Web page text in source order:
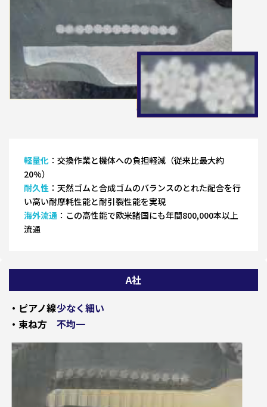
軽量化 ：交換作業と機体への負担軽減（従来比最大約
20%）
耐久性 ：天然ゴムと合成ゴムのバランスのとれた配合を行
い高い耐摩耗性能と耐引裂性能を実現
海外流通 ：この高性能で欧米諸国にも年間800,000本以上
流通
A社
・ピアノ線少なく細い
・束ね方
不均一